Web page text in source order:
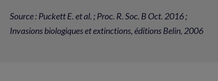
Source : Puckett E. et al. ; Proc. R. Soc. B Oct. 2016 ;
Invasions biologiques et extinctions, éditions Belin, 2006